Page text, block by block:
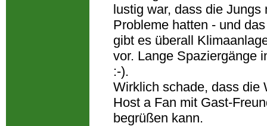
lustig war, dass die
Probleme hatten - und
gibt es überall
vor. Lange Spaziergänge
:-).
Wirklich schade, dass die
Host a Fan mit Gast-
begrüßen kann.